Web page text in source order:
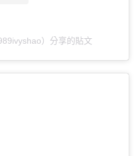
）分享的貼文